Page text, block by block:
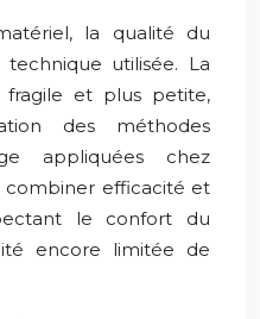
la qualité du
utilisée. La
fragile et plus petite,
des méthodes
appliquées chez
combiner efficacité et
le confort du
encore limitée de